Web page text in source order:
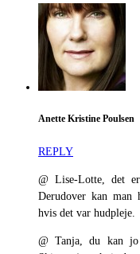
Anette Kristine Poulsen
REPLY
@ Lise-Lotte, det
Derudover kan man
hvis det var hudpleje.
@ Tanja, du kan